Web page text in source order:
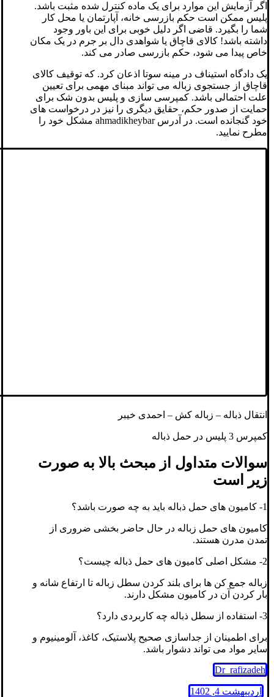
اگر آزمایش این موارد برای یک ماده کنترل شده مثبت باشد.
پلیس ممکن است حکم بازرسی خانه، آپارتمان یا محل کار
شما را بگیرد. قاضی اگر دلیل خوبی برای این باور وجود
داشته باشد! کالای قاچاق یا شواهدی دال بر جرم در یک مکان
خاص پیدا می شود، حکم بازرسی صادر می کند.
یک دادگاه استیناف در مینه سوتا اذعان کرد. که توقیف کالای
قاچاق از جستجوی زباله می تواند مبنای مهمی برای تعیین
علت احتمالی باشد. کمپرسی سازی و پلیس بدون شک برای
حمایت از صدور حکم، حقایق دیگری را نیز در درخواست های
خود گنجانده است. در آدرس ahmadikheybar مشکل خود را
مطرح نمایید.
انتقال ذباله – زباله کش – احمدی خیبر
کمپرس 3 پلیس در حمل ذباله
سوالات متداول از مبحث بالا به صورت
زیر است
1- کامیون های حمل ذباله باید به چه صورت باشد؟
کامیون های حمل زباله در حال حاضر بخشی ضروری از
تمدن مدرن هستند.
2- مشکل اصلی کامیون های حمل ذباله چیست؟
زباله جمع کن ها برای بلند کردن سطل زباله تا ارتفاع شانه و
بار کردن آن در کامیون مشکل دارند.
3- استفاده از سطل ذباله چه کاربردی دارد؟
برای اطمینان از جداسازی صحیح پلاستیک، کاغذ، آلومینیوم و
سایر مواد می تواند دشوار باشد.
Dr_rafizadeh
اردیبهشت 4, 1402